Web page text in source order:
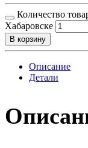
Количество
Хабаровске
В корзину
Описание
Детали